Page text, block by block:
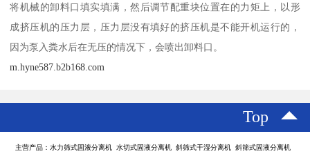
将机械的卸料口填实填满，然后调节配重块位置在的力矩上，以形
成挤压机的压力层，压力层没有填好的挤压机是不能开机运行的，
因为泵入粪水后在无压的情况下，会喷出卸料口。
m.hyne587.b2b168.com
Top
主营产品：水力筛式固液分离机 水切式固液分离机 斜筛式干湿分离机 斜筛式固液分离机